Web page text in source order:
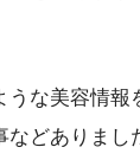
な美容情報
どありま